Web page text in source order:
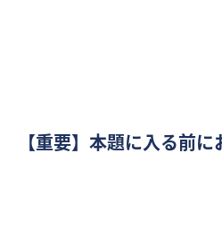
【重要】本題に入る前に